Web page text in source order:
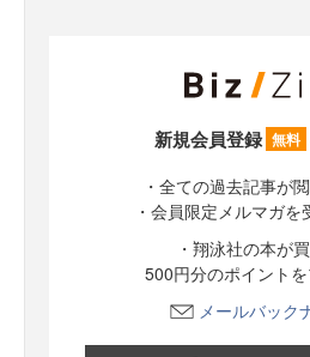
新規会員登録 無料
・全ての過去記事が
・会員限定メルマガを
・翔泳社の本が
500円分のポイント
メールバック